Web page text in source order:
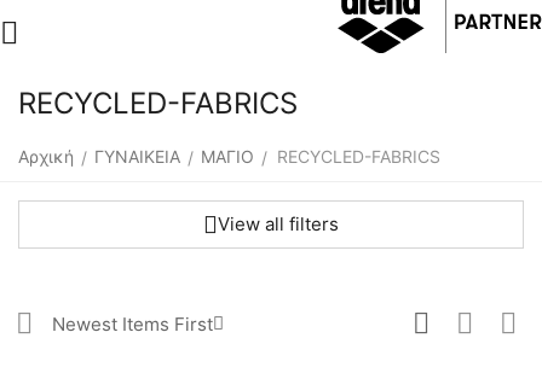
RECYCLED-FABRICS
Αρχική / ΓΥΝΑΙΚΕΙΑ / ΜΑΓΙΟ / RECYCLED-FABRICS
View all filters
Newest Items First